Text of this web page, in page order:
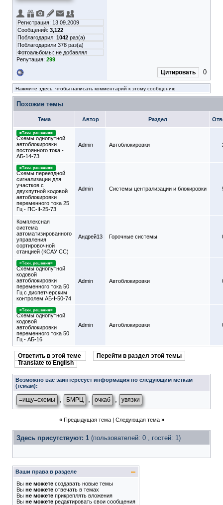
Регистрация: 13.09.2009
Сообщений: 3,122
Поблагодарил: 1042 раз(а)
Поблагодарили 378 раз(а)
Фотоальбомы: не добавлял
Репутация: 299
Цитировать 0
Нажмите здесь, чтобы написать комментарий к этому сообщению
Похожие темы
Тема Автор Раздел
=Техн. решения=
Схемы однопутной
автоблокировки
постоянного тока -
АБ-14-73
Admin Автоблокировки
=Техн. решения=
Схемы переездной
сигнализации для
участков с
двухпутной кодовой
автоблокировки
переменного тока 25
Гц - ПС-II-25-73
Admin Системы централизации и блокировки
Комплексная
система
автоматизированного
управления
сортировочной
станцией (КСАУ СС)
Андрей13 Горочные системы
=Техн. решения=
Схемы однопутной
кодовой
автоблокировки
переменного тока 50
Гц с диспетчерским
контролем АБ-I-50-74
Admin Автоблокировки
=Техн. решения=
Схемы однопутной
кодовой
автоблокировки
переменного тока 50
Гц - АБ-16
Admin Автоблокировки
Ответить в этой теме
Перейти в раздел этой темы
Translate to English
Возможно вас заинтересует информация по следующим меткам
(темам):
=ищу=схемы БМРЦ очкаб увязки
« Предыдущая тема| Следующая тема »
Здесь присутствуют: 1 (пользователей: 0 , гостей: 1)
Ваши права в разделе
Вы не можете создавать новые темы
Вы не можете отвечать в темах
Вы не можете прикреплять вложения
Вы не можете редактировать свои сообщения